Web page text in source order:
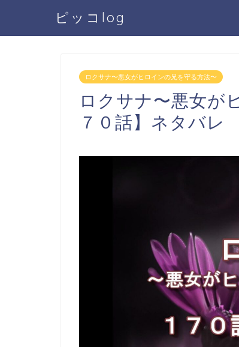
ピッコlog
ロクサナ〜悪女がヒロインの兄を守る方法〜
ロクサナ〜悪女が
７０話】ネタバレ